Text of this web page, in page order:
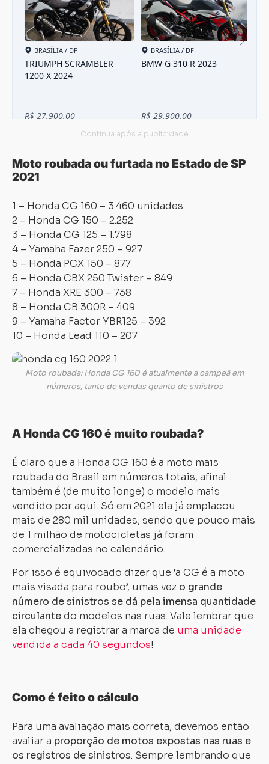
Moto roubada ou furtada no Estado de SP
2021
1 – Honda CG 160 – 3.460 unidades
2 – Honda CG 150 – 2.252
3 – Honda CG 125 – 1.798
4 – Yamaha Fazer 250 – 927
5 – Honda PCX 150 – 877
6 – Honda CBX 250 Twister – 849
7 – Honda XRE 300 – 738
8 – Honda CB 300R – 409
9 – Yamaha Factor YBR125 – 392
10 – Honda Lead 110 – 207
Moto roubada: Honda CG 160 é atualmente a campeã em
números, tanto de vendas quanto de sinistros
A Honda CG 160 é muito roubada?
É claro que a Honda CG 160 é a moto mais
roubada do Brasil em números totais, afinal
também é (de muito longe) o modelo mais
vendido por aqui. Só em 2021 ela já emplacou
mais de 280 mil unidades, sendo que pouco mais
de 1 milhão de motocicletas já foram
comercializadas no calendário.
Por isso é equivocado dizer que ‘a CG é a moto
mais visada para roubo’, umas vez o grande
número de sinistros se dá pela imensa quantidade
circulantedo modelos nas ruas. Vale lembrar que
ela chegou a registrar a marca de uma unidade
vendida a cada 40 segundos!
Como é feito o cálculo
Para uma avaliação mais correta, devemos então
avaliar a proporção de motos expostas nas ruas e
os registros de sinistros. Sempre lembrando que